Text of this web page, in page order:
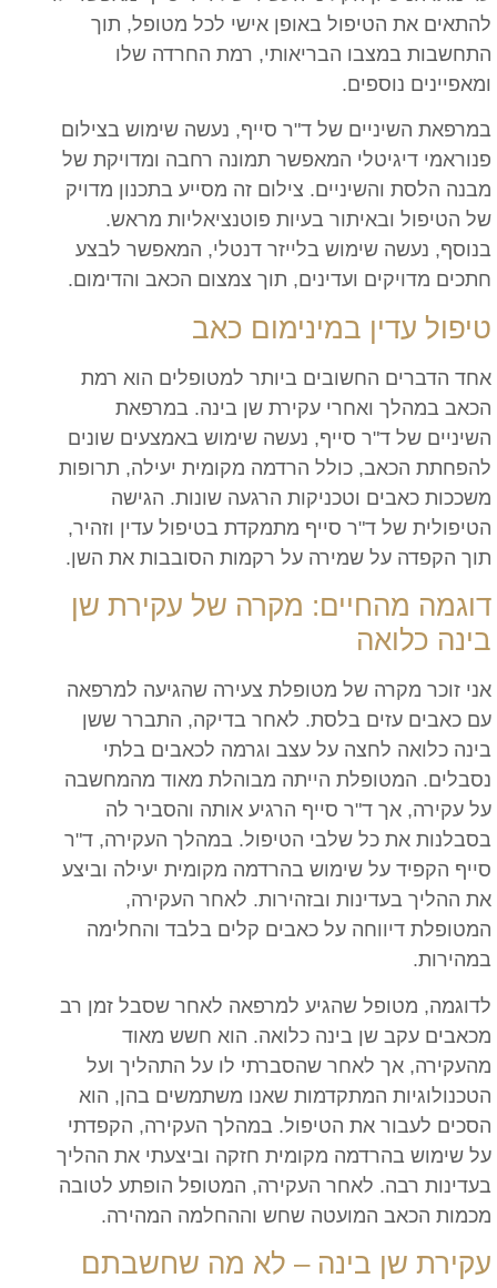
להתאים את הטיפול באופן אישי לכל מטופל, תוך
התחשבות במצבו הבריאותי, רמת החרדה שלו
ומאפיינים נוספים.
במרפאת השיניים של ד"ר סייף, נעשה שימוש בצילום
פנוראמי דיגיטלי המאפשר תמונה רחבה ומדויקת של
מבנה הלסת והשיניים. צילום זה מסייע בתכנון מדויק
של הטיפול ובאיתור בעיות פוטנציאליות מראש.
בנוסף, נעשה שימוש בלייזר דנטלי, המאפשר לבצע
חתכים מדויקים ועדינים, תוך צמצום הכאב והדימום.
טיפול עדין במינימום כאב
אחד הדברים החשובים ביותר למטופלים הוא רמת
הכאב במהלך ואחרי עקירת שן בינה. במרפאת
השיניים של ד"ר סייף, נעשה שימוש באמצעים שונים
להפחתת הכאב, כולל הרדמה מקומית יעילה, תרופות
משככות כאבים וטכניקות הרגעה שונות. הגישה
הטיפולית של ד"ר סייף מתמקדת בטיפול עדין וזהיר,
תוך הקפדה על שמירה על רקמות הסובבות את השן.
דוגמה מהחיים: מקרה של עקירת שן
בינה כלואה
אני זוכר מקרה של מטופלת צעירה שהגיעה למרפאה
עם כאבים עזים בלסת. לאחר בדיקה, התברר ששן
בינה כלואה לחצה על עצב וגרמה לכאבים בלתי
נסבלים. המטופלת הייתה מבוהלת מאוד מהמחשבה
על עקירה, אך ד"ר סייף הרגיע אותה והסביר לה
בסבלנות את כל שלבי הטיפול. במהלך העקירה, ד"ר
סייף הקפיד על שימוש בהרדמה מקומית יעילה וביצע
את ההליך בעדינות ובזהירות. לאחר העקירה,
המטופלת דיווחה על כאבים קלים בלבד והחלימה
במהירות.
לדוגמה, מטופל שהגיע למרפאה לאחר שסבל זמן רב
מכאבים עקב שן בינה כלואה. הוא חשש מאוד
מהעקירה, אך לאחר שהסברתי לו על התהליך ועל
הטכנולוגיות המתקדמות שאנו משתמשים בהן, הוא
הסכים לעבור את הטיפול. במהלך העקירה, הקפדתי
על שימוש בהרדמה מקומית חזקה וביצעתי את ההליך
בעדינות רבה. לאחר העקירה, המטופל הופתע לטובה
מכמות הכאב המועטה שחש וההחלמה המהירה.
עקירת שן בינה – לא מה שחשבתם